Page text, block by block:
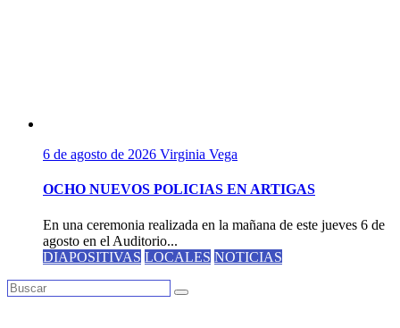
6 de agosto de 2026 Virginia Vega
OCHO NUEVOS POLICIAS EN ARTIGAS
En una ceremonia realizada en la mañana de este jueves 6 de
agosto en el Auditorio...
DIAPOSITIVAS LOCALES NOTICIAS